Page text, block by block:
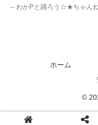
– わかPと踊ろう☆★ちゃん
ホーム
©